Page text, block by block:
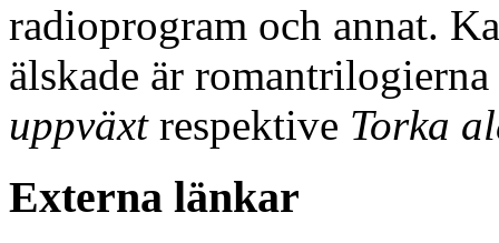
radioprogram och annat.
älskade är
uppväxtrespektive Torka
Externa länkar